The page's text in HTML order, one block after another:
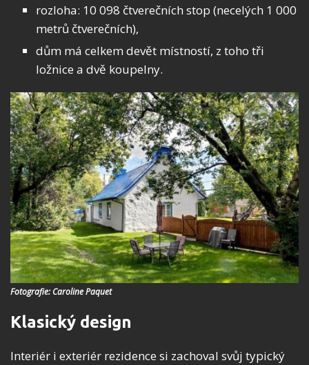
rozloha: 10 098 čtverečních stop (necelých 1 000
metrů čtverečních),
dům má celkem devět místností, z toho tři
ložnice a dvě koupelny.
Fotografie: Caroline Paquet
Klasický design
Interiér i exteriér rezidence si zachoval svůj typický